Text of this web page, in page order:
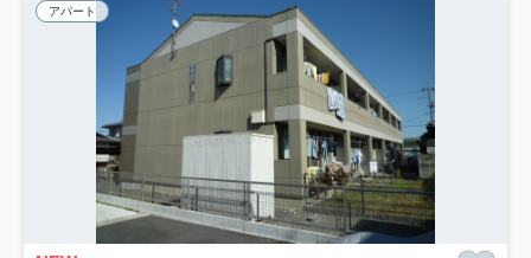
アパート